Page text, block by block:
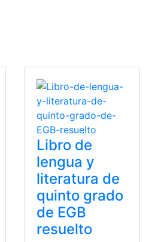
Libro de
lengua y
literatura de
quinto grado
de EGB
resuelto